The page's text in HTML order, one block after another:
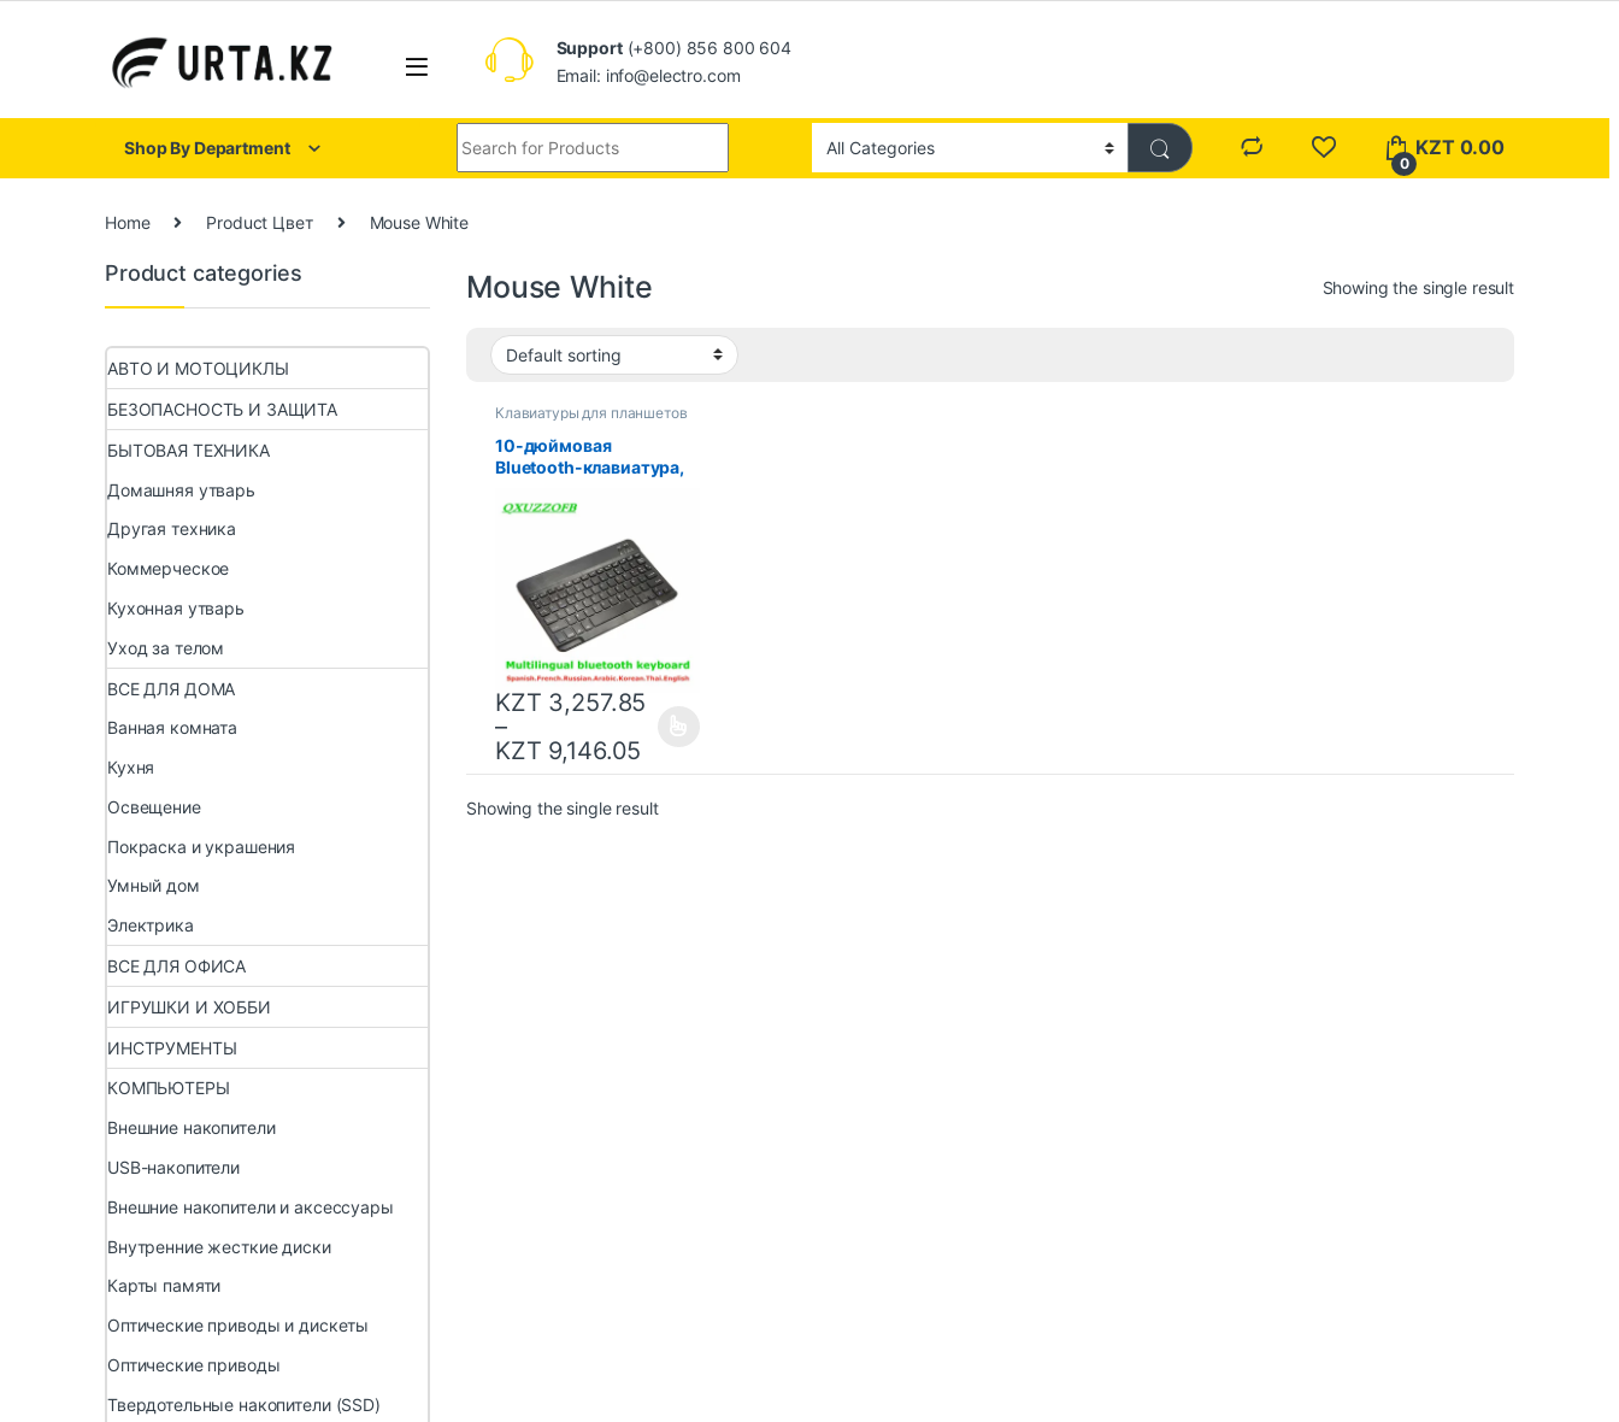
Support(+800) 856 800 604
Email: info@electro.com
Shop By Department
0
KZT 0.00
Home Product Цвет Mouse White
Mouse White Showing the single result
Клавиатуры для планшетов
10-дюймовая
Bluetooth-клавиатура,
испанская, русская,
тайская клавиатура,
беспроводная,
универсальная для iPad,
планшета Pro 9,7,
Android
KZT 3,257.85
–
KZT 9,146.05
Showing the single result
Product categories
АВТО И МОТОЦИКЛЫ
БЕЗОПАСНОСТЬ И ЗАЩИТА
БЫТОВАЯ ТЕХНИКА
Домашняя утварь
Другая техника
Коммерческое
Кухонная утварь
Уход за телом
ВСЕ ДЛЯ ДОМА
Ванная комната
Кухня
Освещение
Покраска и украшения
Умный дом
Электрика
ВСЕ ДЛЯ ОФИСА
ИГРУШКИ И ХОББИ
ИНСТРУМЕНТЫ
КОМПЬЮТЕРЫ
Внешние накопители
USB-накопители
Внешние накопители и аксессуары
Внутренние жесткие диски
Карты памяти
Оптические приводы и дискеты
Оптические приводы
Твердотельные накопители (SSD)